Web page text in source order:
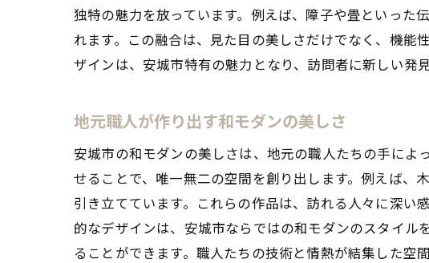
伝
訪
地
地
独特の魅力を放っています。例えば、障子や畳といった
れます。この融合は、見た目の美しさだけでなく、機
ザインは、安城市特有の魅力となり、訪問者に新しい発
地元職人が作り出す和モダンの美しさ
安城市の和モダンの美しさは、地元の職人たちの手によ
せることで、唯一無二の空間を創り出します。例えば、
引き立てています。これらの作品は、訪れる人々に深
的なデザインは、安城市ならではの和モダンのスタイ
ることができます。職人たちの技術と情熱が結集した空